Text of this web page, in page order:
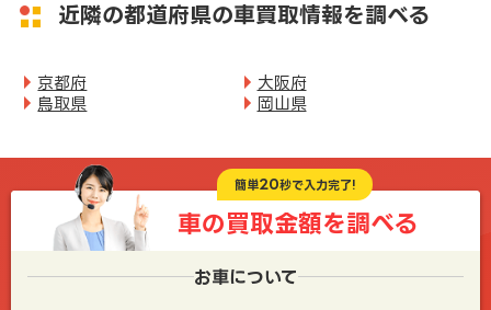
近隣の都道府県の車買取情報を調べる
京都府
大阪府
鳥取県
岡山県
簡単20秒で入力完了!
車の買取金額を調べる
お車について